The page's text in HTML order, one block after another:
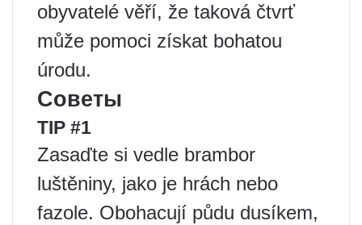
obyvatelé věří, že taková čtvrť
může pomoci získat bohatou
úrodu.
Советы
TIP #1
Zasaďte si vedle brambor
luštěniny, jako je hrách nebo
fazole. Obohacují půdu dusíkem,